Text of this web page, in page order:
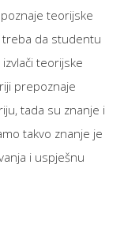
teorijske
da studentu
teorijske
prepoznaje
tada su znanje i
takvo znanje je
i uspješnu